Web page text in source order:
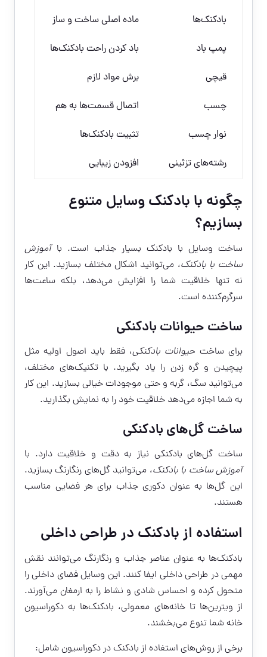
بادکنک‌ها
ماده اصلی ساخت و ساز
پمپ باد
باد کردن راحت بادکنک‌ها
قیچی
برش مواد لازم
چسب
اتصال قسمت‌ها به هم
نوار چسب
تثبیت بادکنک‌ها
رشته‌های تزئینی
افزودن زیبایی
چگونه با بادکنک وسایل متنوع
بسازیم؟
ساخت وسایل با بادکنک بسیار جذاب است. باآموزش
ساخت با بادکنک، می‌توانید اشکال مختلف بسازید. این کار
نه تنها خلاقیت شما را افزایش می‌دهد، بلکه ساعت‌ها
سرگرم‌کننده است.
ساخت حیوانات بادکنکی
برای ساخت حیوانات بادکنکی، فقط باید اصول اولیه مثل
پیچیدن و گره زدن را یاد بگیرید. با تکنیک‌های مختلف،
می‌توانید سگ، گربه و حتی موجودات خیالی بسازید. این کار
به شما اجازه می‌دهد خلاقیت خود را به نمایش بگذارید.
ساخت گل‌های بادکنکی
ساخت گل‌های بادکنکی نیاز به دقت و خلاقیت دارد. با
آموزش ساخت با بادکنک، می‌توانید گل‌های رنگارنگ بسازید.
این گل‌ها به عنوان دکوری جذاب برای هر فضایی مناسب
هستند.
استفاده از بادکنک در طراحی داخلی
بادکنک‌ها به عنوان عناصر جذاب و رنگارنگ می‌توانند نقش
مهمی در طراحی داخلی ایفا کنند. این وسایل فضای داخلی را
متحول کرده و احساس شادی و نشاط را به ارمغان می‌آورند.
از ویترین‌ها تا خانه‌های معمولی، بادکنک‌ها به دکوراسیون
خانه شما تنوع می‌بخشند.
برخی از روش‌های استفاده از بادکنک در دکوراسیون شامل: